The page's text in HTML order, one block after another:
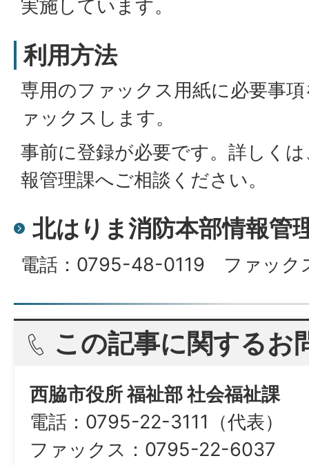
実施しています。
利用方法
専用のファックス用紙に必要事
ァックスします。
事前に登録が必要です。詳しく
報管理課へご相談ください。
北はりま消防本部情報管
電話：0795-48-0119 ファック
この記事に関するお
西脇市役所 福祉部 社会福祉課
電話：0795-22-3111（代表）​​​​​​​
ファックス：0795-22-6037